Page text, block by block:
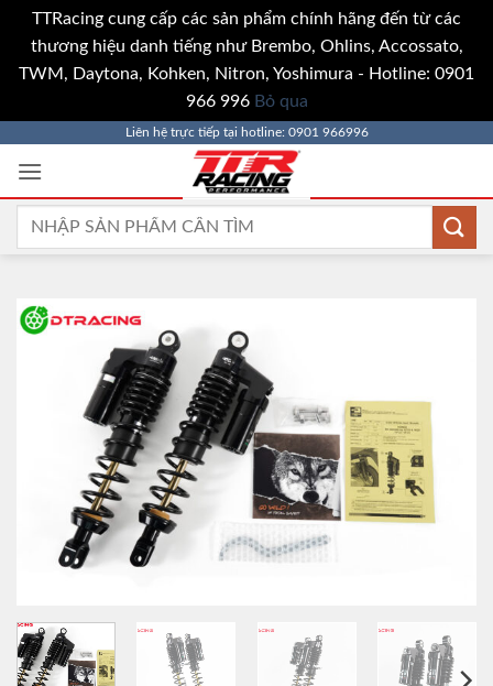
TTRacing cung cấp các sản phẩm chính hãng đến từ các
thương hiệu danh tiếng như Brembo, Ohlins, Accossato,
TWM, Daytona, Kohken, Nitron, Yoshimura - Hotline: 0901
966 996 Bỏ qua
qua
Liên hệ trực tiếp tại hotline: 0901 966996
Tìm